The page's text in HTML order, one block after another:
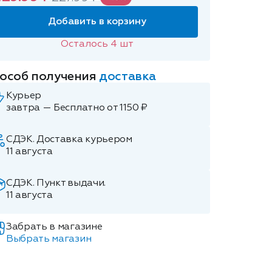
Добавить в корзину
Осталось 4 шт
получения доставка
Курьер
завтра — Бесплатно от 1150 ₽
СДЭК. Доставка курьером
11 августа
СДЭК. Пункт выдачи.
11 августа
Забрать в магазине
Выбрать магазин